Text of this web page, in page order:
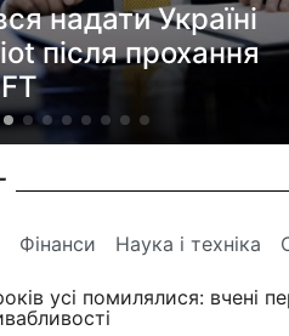
реальні
в Україні
Фінанси Наука і техніка
усі помилялися: вчені